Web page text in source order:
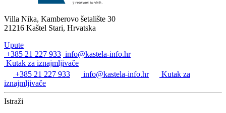
Villa Nika, Kamberovo šetalište 30
21216 Kaštel Stari, Hrvatska
Upute
+385 21 227 933 info@kastela-info.hr
Kutak za iznajmljivače
+385 21 227 933
info@kastela-info.hr
Kutak za
iznajmljivače
Istraži